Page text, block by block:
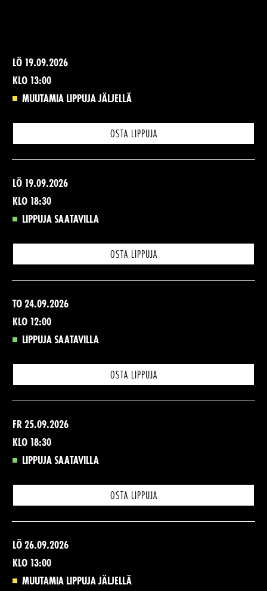
LÖ 19.09.2026
KLO 13:00
MUUTAMIA LIPPUJA JÄLJELLÄ
OSTA LIPPUJA
LÖ 19.09.2026
KLO 18:30
LIPPUJA SAATAVILLA
OSTA LIPPUJA
TO 24.09.2026
KLO 12:00
LIPPUJA SAATAVILLA
OSTA LIPPUJA
FR 25.09.2026
KLO 18:30
LIPPUJA SAATAVILLA
OSTA LIPPUJA
LÖ 26.09.2026
KLO 13:00
MUUTAMIA LIPPUJA JÄLJELLÄ